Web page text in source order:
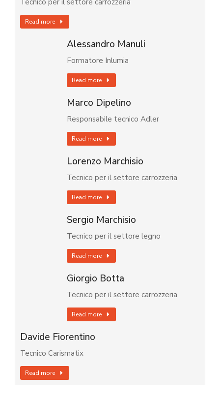
Tecnico per il settore carrozzeria
Read more
Alessandro Manuli
Formatore Inlumia
Read more
Marco Dipelino
Responsabile tecnico Adler
Read more
Lorenzo Marchisio
Tecnico per il settore carrozzeria
Read more
Sergio Marchisio
Tecnico per il settore legno
Read more
Giorgio Botta
Tecnico per il settore carrozzeria
Read more
Davide Fiorentino
Tecnico Carismatix
Read more